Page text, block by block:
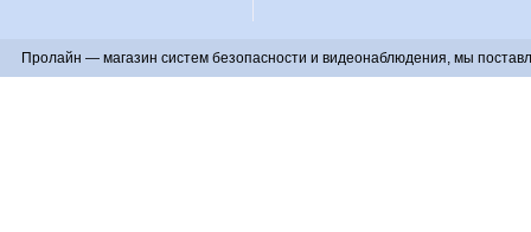
Пролайн — магазин систем безопасности и видеонаблюдения, мы